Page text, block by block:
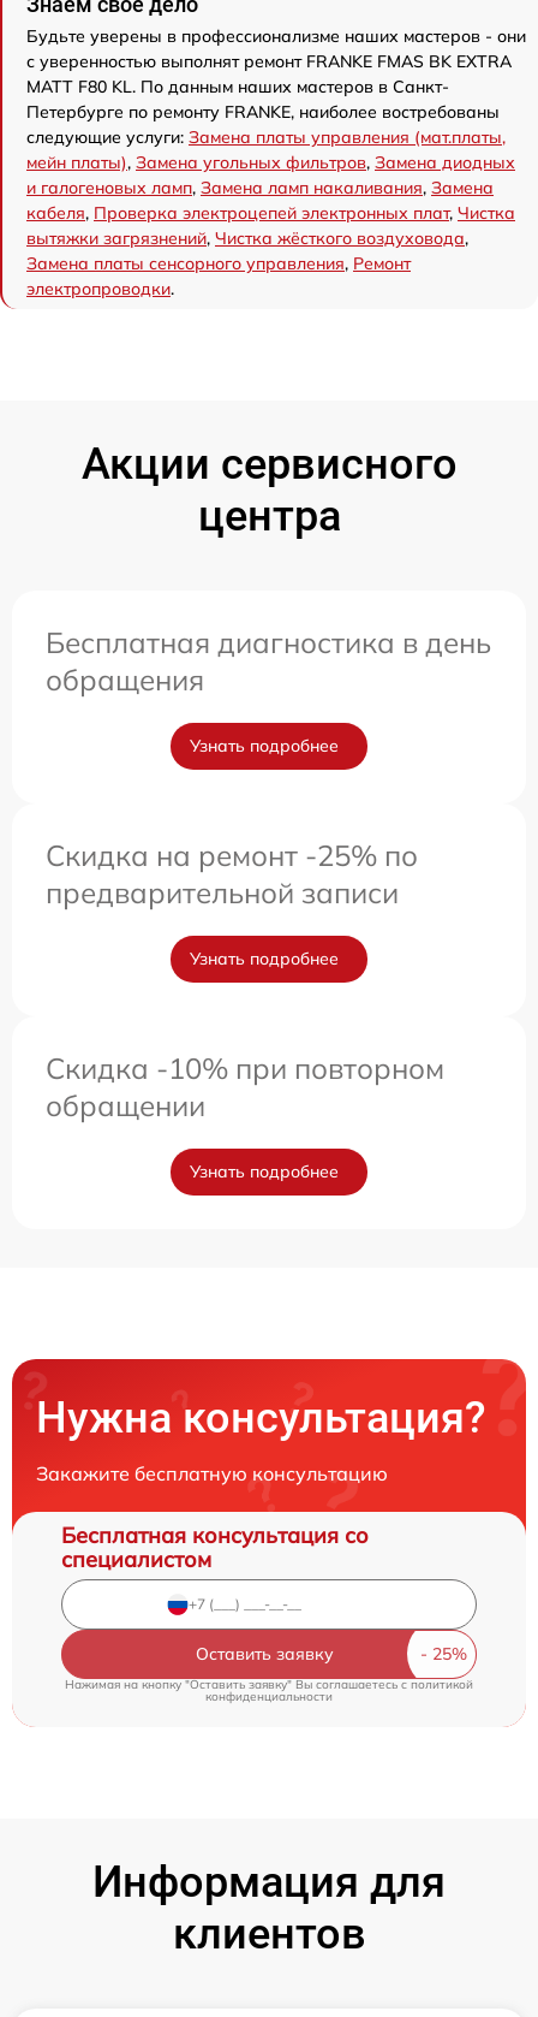
Будьте уверены в профессионализме наших мастеров - они
с уверенностью выполнят ремонт FRANKE FMAS BK EXTRA
MATT F80 KL. По данным наших мастеров в Санкт-
Петербурге по ремонту FRANKE, наиболее востребованы
следующие услуги: Замена платы управления (мат.платы,
мейн платы), Замена угольных фильтров, Замена диодных
и галогеновых ламп, Замена ламп накаливания, Замена
кабеля, Проверка электроцепей электронных плат, Чистка
вытяжки загрязнений, Чистка жёсткого воздуховода,
Замена платы сенсорного управления, Ремонт
электропроводки.
Акции сервисного
центра
Бесплатная диагностика в день
обращения
Узнать подробнее
Скидка на ремонт -25% по
предварительной записи
Узнать подробнее
Скидка -10% при повторном
обращении
Узнать подробнее
Нужна консультация?
Закажите бесплатную консультацию
Бесплатная консультация со
специалистом
Оставить заявку
Нажимая на кнопку "Оставить заявку" Вы соглашаетесь cполитикой
конфиденциальности
Информация для
клиентов